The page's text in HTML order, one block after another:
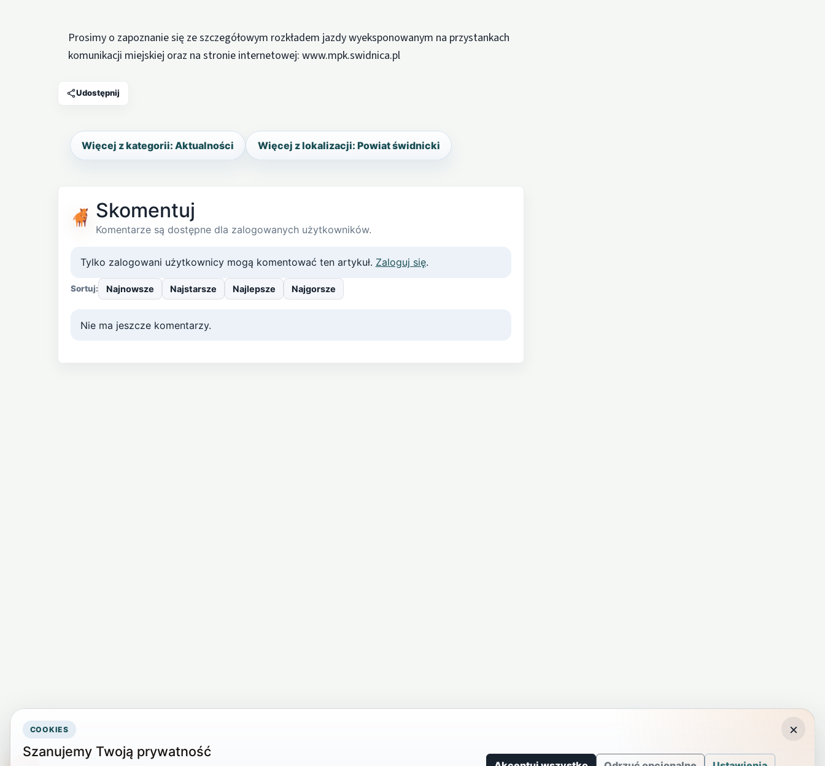
Prosimy o zapoznanie się ze szczegółowym rozkładem jazdy wyeksponowanym na przystankach
komunikacji miejskiej oraz na stronie internetowej: www.mpk.swidnica.pl
Udostępnij
Więcej z kategorii: Aktualności Więcej z lokalizacji: Powiat świdnicki
Skomentuj
Komentarze są dostępne dla zalogowanych użytkowników.
Tylko zalogowani użytkownicy mogą komentować ten artykuł. Zaloguj się.
Sortuj: Najnowsze Najstarsze Najlepsze Najgorsze
Nie ma jeszcze komentarzy.
COOKIES
Szanujemy Twoją prywatność
×